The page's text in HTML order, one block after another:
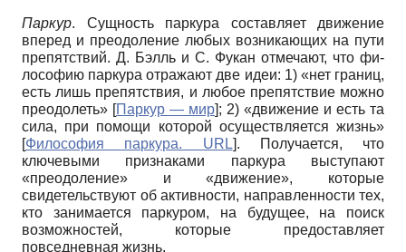
Паркур. Сущность паркура составля­ет движение
вперед и преодоление лю­бых возникающих на пути
препятствий. Д. Бэлль и С. Фукан отмечают, что фи­
лософию паркура отражают две идеи: 1) «нет границ,
есть лишь препятствия, и любое препятствие можно
преодолеть» [Паркур — мир]; 2) «движение и есть та
сила, при по­мощи которой осуществляется жизнь»
[Философия паркура. URL]. Получается, что
ключевыми призна­ками паркура выступают
«преодоление» и «движение», которые
свидетельствуют об активности, направленности тех,
кто занимается паркуром, на будущее, на по­иск
возможностей, которые предостав­ляет
повседневная жизнь.